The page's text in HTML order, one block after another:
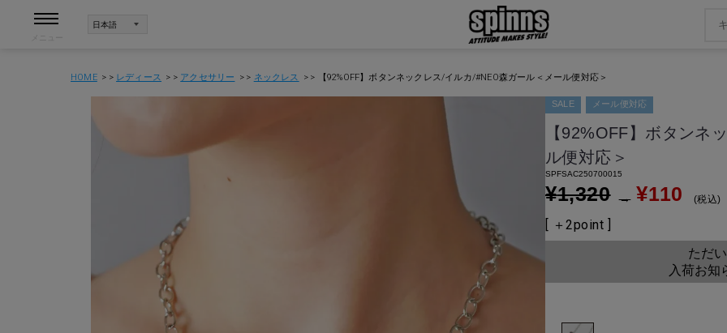
HOME レディース アクセサリー ネックレス 【92%OFF】ボタンネックレス/イルカ/#NEO森ガール＜メール便対応＞
SALE メール便対応
【92%OFF】ボタンネ
ル便対応＞
SPFSAC250700015
¥1,320 → ¥110 税込
[ ＋ 2point ]
ただ
入荷お知